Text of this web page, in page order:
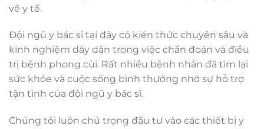
về y tế.
Đội ngũ y bác sĩ tại đây có kiến thức chuyên sâu và
kinh nghiệm dày dặn trong việc chẩn đoán và điều
trị bệnh phong cùi. Rất nhiều bệnh nhân đã tìm lại
sức khỏe và cuộc sống bình thường nhờ sự hỗ trợ
tận tình của đội ngũ y bác sĩ.
Chúng tôi luôn chú trọng đầu tư vào các thiết bị y